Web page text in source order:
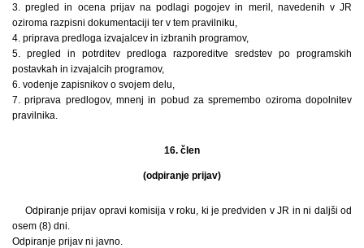
3. pregled in ocena prijav na podlagi pogojev in meril, navedenih v JR
oziroma razpisni dokumentaciji ter v tem pravilniku,
4. priprava predloga izvajalcev in izbranih programov,
5. pregled in potrditev predloga razporeditve sredstev po programskih
postavkah in izvajalcih programov,
6. vodenje zapisnikov o svojem delu,
7. priprava predlogov, mnenj in pobud za spremembo oziroma dopolnitev
pravilnika.
16. člen
(odpiranje prijav)
Odpiranje prijav opravi komisija v roku, ki je predviden v JR in ni daljši od
osem (8) dni.
Odpiranje prijav ni javno.